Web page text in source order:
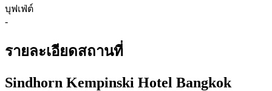
บุฟเฟ่ต์
-
รายละเอียดสถานที่
Sindhorn Kempinski Hotel Bangkok